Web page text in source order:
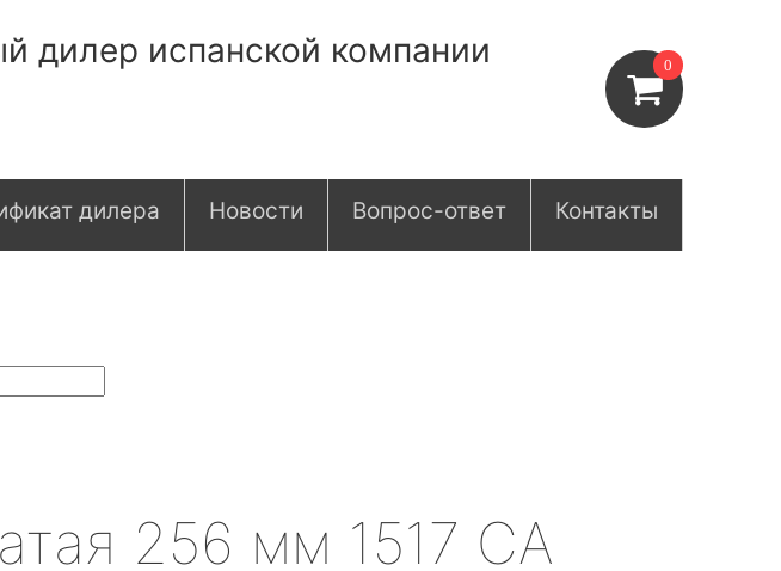
дилер испанской компании
0
дилера Новости Вопрос-ответ Контакты
256 мм 1517 СА